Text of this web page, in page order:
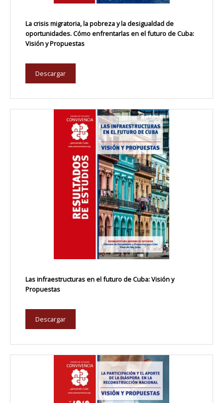
La crisis migratoria, la pobreza y la desigualdad de
oportunidades. Cómo enfrentarlas en el futuro de Cuba:
Visión y Propuestas
Descargar
Las infraestructuras en el futuro de Cuba: Visión y
Propuestas
Descargar